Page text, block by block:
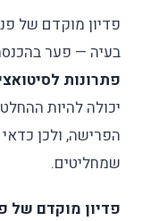
פדיון מוקדם של
בעיה — פער
פתרונות
יכולה להיות
הפרישה, ולכן
שמחליטים.
פדיון מוקדם של